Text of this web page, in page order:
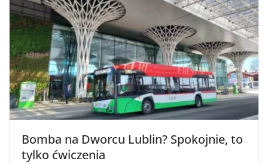
Bomba na Dworcu Lublin? Spokojnie, to
tylko ćwiczenia